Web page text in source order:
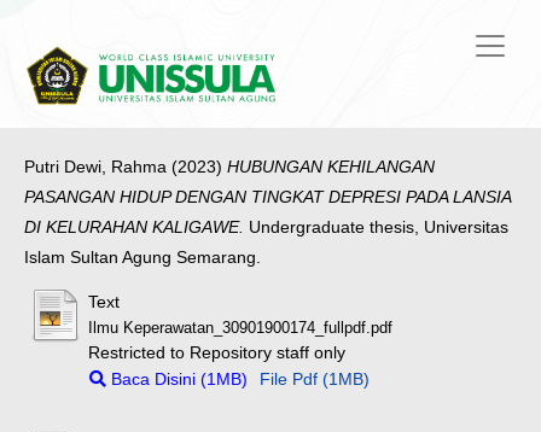
Putri Dewi, Rahma (2023) HUBUNGAN KEHILANGAN
PASANGAN HIDUP DENGAN TINGKAT DEPRESI PADA LANSIA
DI KELURAHAN KALIGAWE. Undergraduate thesis, Universitas
Islam Sultan Agung Semarang.
Text
Ilmu Keperawatan_30901900174_fullpdf.pdf
Restricted to Repository staff only
Baca Disini (1MB)
File Pdf (1MB)